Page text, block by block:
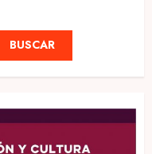
BUSCAR